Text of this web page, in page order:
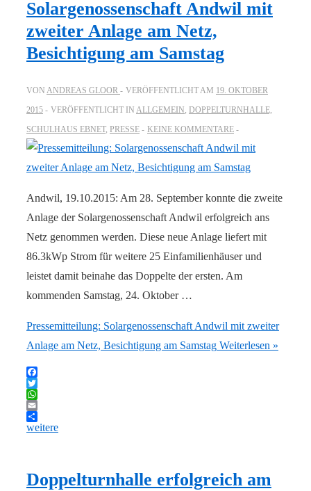
Solargenossenschaft Andwil mit
zweiter Anlage am Netz,
Besichtigung am Samstag
VON ANDREAS GLOOR VERÖFFENTLICHT AM 19. OKTOBER
2015
VERÖFFENTLICHT IN ALLGEMEIN, DOPPELTURNHALLE,
SCHULHAUS EBNET, PRESSE KEINE KOMMENTARE
Andwil, 19.10.2015: Am 28. September konnte die zweite
Anlage der Solargenossenschaft Andwil erfolgreich ans
Netz genommen werden. Diese neue Anlage liefert mit
86.3kWp Strom für weitere 25 Einfamilienhäuser und
leistet damit beinahe das Doppelte der ersten. Am
kommenden Samstag, 24. Oktober …
Pressemitteilung: Solargenossenschaft Andwil mit zweiter
Anlage am Netz, Besichtigung am Samstag Weiterlesen »
Facebook
Twitter
WhatsApp
Email
weitere
Doppelturnhalle erfolgreich am